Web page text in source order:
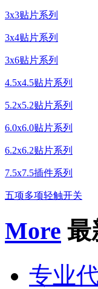
3x3贴片系列
3x4贴片系列
3x6贴片系列
4.5x4.5贴片系列
5.2x5.2贴片系列
6.0x6.0贴片系列
6.2x6.2贴片系列
7.5x7.5插件系列
五项多项轻触开关
More 最
专业